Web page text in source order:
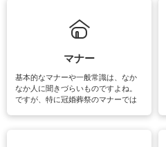
マナー
基本的なマナーや一般常識は、なか
なか人に聞きづらいものですよね。
ですが、特に冠婚葬祭のマナーでは